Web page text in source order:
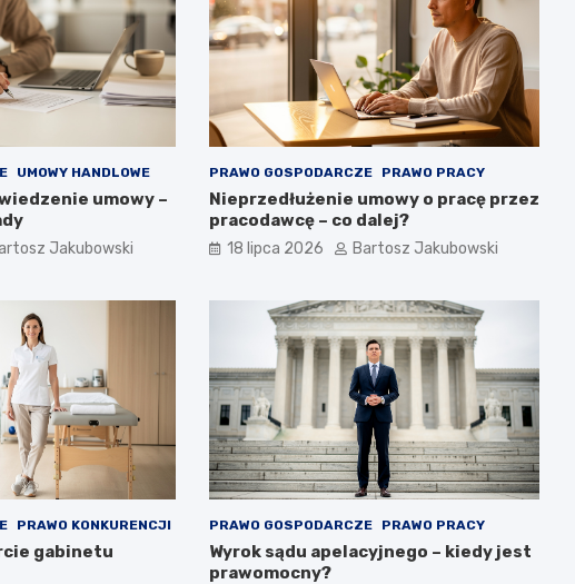
UMOWY HANDLOWE
umowy –
Jakubowski
PRAWO GOSPODARCZE PRAWO PRACY
Nieprzedłużenie umowy o pracę przez
pracodawcę – co dalej?
18 lipca 2026 Bartosz Jakubowski
PRAWO KONKURENCJI
gabinetu
PRAWO GOSPODARCZE PRAWO PRACY
Wyrok sądu apelacyjnego – kiedy jest
prawomocny?